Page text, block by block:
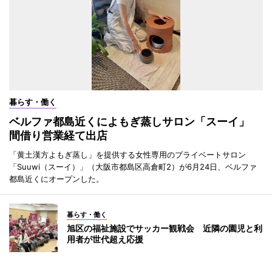
暮らす・働く
ベルファ都島近くによもぎ蒸しサロン「スーイ」
間借り営業経て出店
「黄土漢方よもぎ蒸し」を提供する女性専用のプライベートサロン
「Suuwi（スーイ）」（大阪市都島区高倉町2）が6月24日、ベルファ
都島近くにオープンした。
暮らす・働く
旭区の福祉施設でサッカー観戦会 近隣の園児と利
用者が世代超え応援